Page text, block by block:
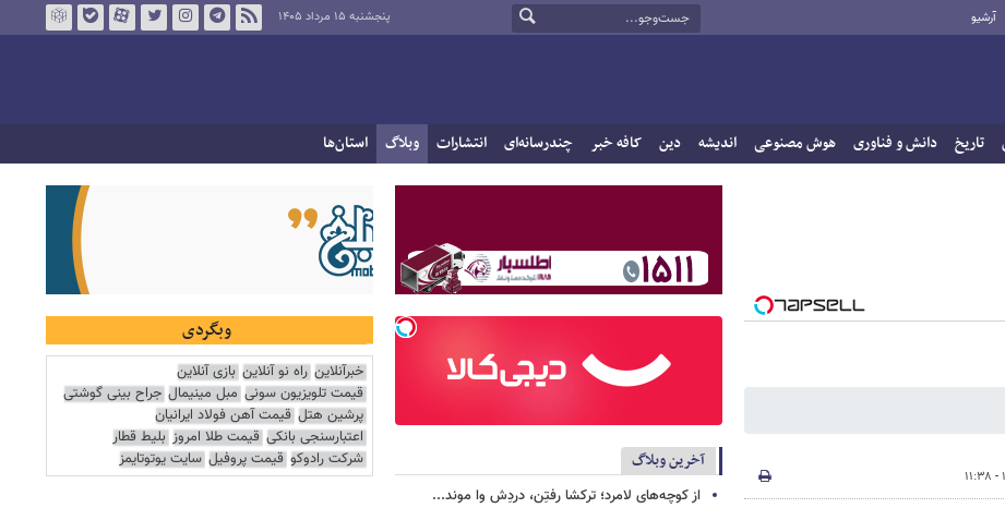
آرشیو پنجشنبه ۱۵ مرداد ۱۴۰۵
تاریخ دانش و فناوری هوش مصنوعی اندیشه دین کافه خبر چندرسانه‌ای انتشارات وبلاگ استان‌ها
آخرین وبلاگ
از کوچه‌های لامرد؛ ترکشا رفتِن، دردِش وا موند...
وبگردی
خبرآنلاین راه نو آنلاین بازی آنلاین
قیمت تلویزیون سونی مبل مینیمال جراح بینی گوشتی
پرشین هتل قیمت آهن فولاد ایرانیان
اعتبارسنجی بانکی قیمت طلا امروز بلیط قطار
شرکت رادوکو قیمت پروفیل سایت یوتوتایمز